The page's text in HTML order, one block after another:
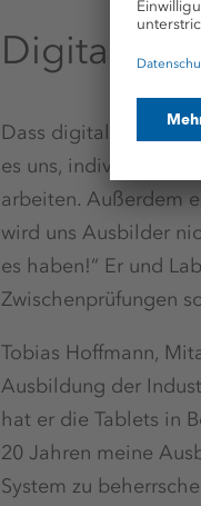
Digital und
Dass digitales
es uns, individuelle
arbeiten. Außerdem
wird uns Ausbilder
es haben!“ Er und
Zwischenprüfungen
Tobias Hoffmann,
Ausbildung der
hat er die Tablets in
20 Jahren meine
System zu